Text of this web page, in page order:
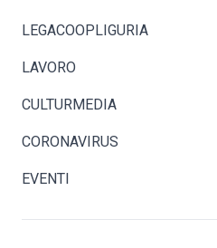
LEGACOOPLIGURIA
LAVORO
CULTURMEDIA
CORONAVIRUS
EVENTI